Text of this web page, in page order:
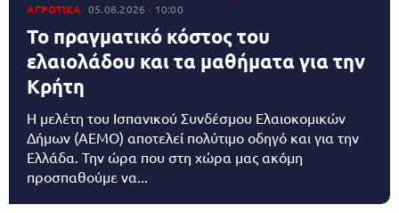
ΑΓΡΟΤΙΚΑ 05.08.2026 10:00
Το πραγματικό κόστος του
ελαιολάδου και τα μαθήματα για την
Κρήτη
Η μελέτη του Ισπανικού Συνδέσμου Ελαιοκομικών
Δήμων (AEMO) αποτελεί πολύτιμο οδηγό και για την
Ελλάδα. Την ώρα που στη χώρα μας ακόμη
προσπαθούμε να...